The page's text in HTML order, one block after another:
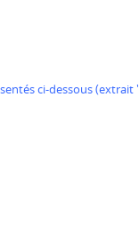
ci-dessous (extrait